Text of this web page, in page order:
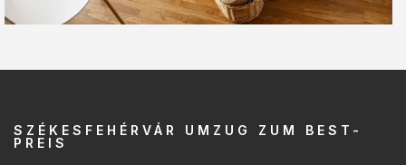
SZÉKESFEHÉRVÁR UMZUG ZUM BEST-
PREIS